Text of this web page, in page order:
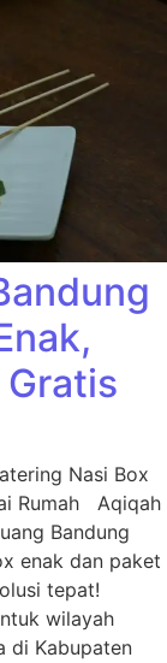
Nasi Box
Rumah Aqiqah
Bandung
enak dan paket
tepat!
wilayah
di Kabupaten